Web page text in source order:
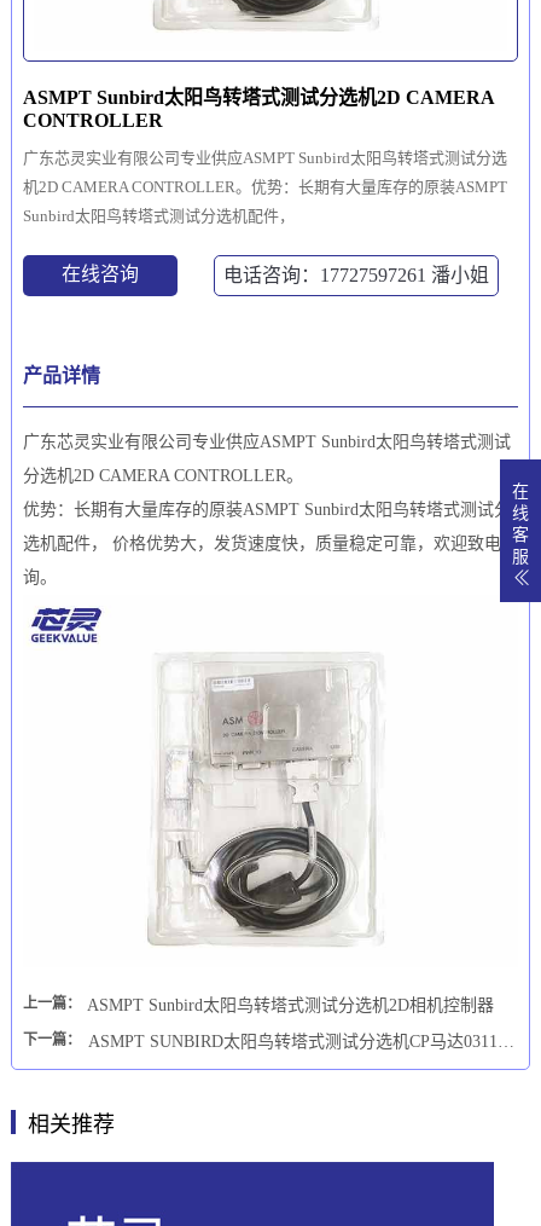
ASMPT Sunbird太阳鸟转塔式测试分选机2D CAMERA
CONTROLLER
广东芯灵实业有限公司专业供应ASMPT Sunbird太阳鸟转塔式测试分选
机2D CAMERA CONTROLLER。优势：长期有大量库存的原装ASMPT
Sunbird太阳鸟转塔式测试分选机配件，
在线咨询 电话咨询：17727597261 潘小姐
产品详情
广东芯灵实业有限公司专业供应ASMPT Sunbird太阳鸟转塔式测试
分选机2D CAMERA CONTROLLER。
优势：长期有大量库存的原装ASMPT Sunbird太阳鸟转塔式测试分
选机配件， 价格优势大，发货速度快，质量稳定可靠，欢迎致电咨
询。
上一篇： ASMPT Sunbird太阳鸟转塔式测试分选机2D相机控制器
下一篇：
相关推荐
在
线
客
服